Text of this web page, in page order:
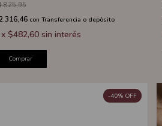
con Transferencia o depósito
x $482,60 sin interés
Comprar
-40% OFF